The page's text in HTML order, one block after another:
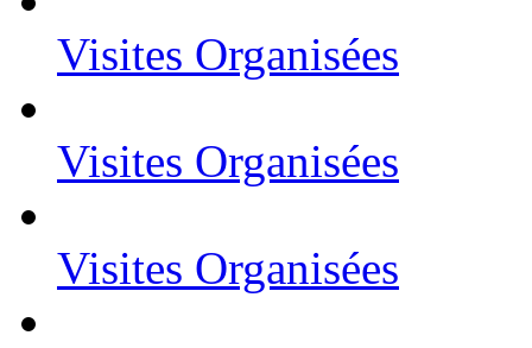
Visites Organisées
Visites Organisées
Visites Organisées